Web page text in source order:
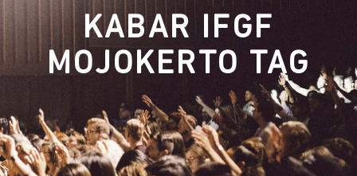
KABAR IFGF
MOJOKERTO TAG